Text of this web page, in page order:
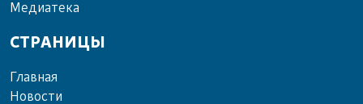
Ме­диа­те­ка
СТРАНИЦЫ
Главная
Новости